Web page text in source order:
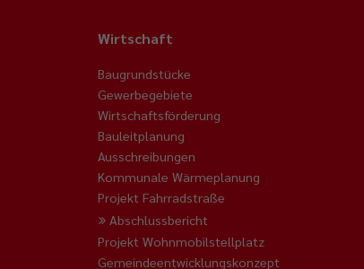
Wirtschaft
Baugrundstücke
Gewerbegebiete
Wirtschaftsförderung
Bauleitplanung
Ausschreibungen
Kommunale Wärmeplanung
Projekt Fahrradstraße
Abschlussbericht
Projekt Wohnmobilstellplatz
Gemeindeentwicklungskonzept